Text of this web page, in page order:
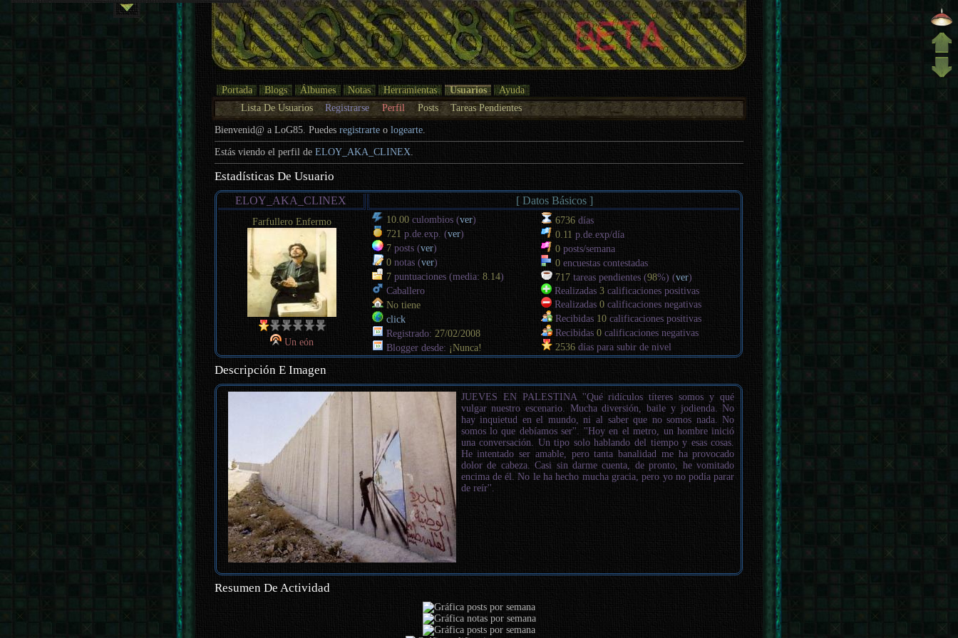
Portada Blogs Álbumes Notas Herramientas Usuarios
Ayuda
Lista De Usuarios
Registrarse Perfil Posts Tareas Pendientes
Bienvenid@ a LoG85. Puedesregistrarte ologearte.
Estás viendo el perfil deELOY_AKA_CLINEX
Estadísticas De Usuario
ELOY_AKA_CLINEX
[ Datos Básicos ]
Farfullero Enfermo
Un eón
10.00culombios (ver)
721 p.de.exp. (ver)
7posts (ver)
0notas (ver)
7puntuaciones (media: 8.14)
Caballero
No tiene
click
Registrado: 27/02/2008
Blogger desde: ¡Nunca!
6736días
0.11 p.de.exp/día
0posts/semana
0encuestas contestadas
717tareas pendientes (98%) (ver)
Realizadas 3calificaciones positivas
Realizadas 0calificaciones negativas
Recibidas 10calificaciones positivas
Recibidas 0calificaciones negativas
2536días para subir de nivel
Descripción E Imagen
JUEVES EN PALESTINA ''Qué ridículos títeres somos y qué
vulgar nuestro escenario. Mucha diversión, baile y jodienda. No
hay inquietud en el mundo, ni al saber que no somos nada. No
somos lo que debíamos ser''. ''Hoy en el metro, un hombre inició
una conversación. Un tipo solo hablando del tiempo y esas cosas.
He intentado ser amable, pero tanta banalidad me ha provocado
dolor de cabeza. Casi sin darme cuenta, de pronto, he vomitado
encima de él. No le ha hecho mucha gracia, pero yo no podía parar
de reír''.
Resumen De Actividad